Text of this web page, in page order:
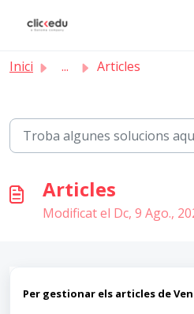
Inici ... Articles
Articles
Modificat el Dc, 9 Ago.,
Per gestionar els articles de